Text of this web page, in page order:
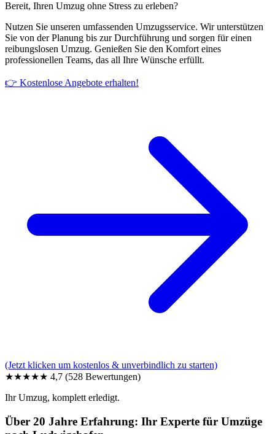
Bereit, Ihren Umzug ohne Stress zu erleben?
Nutzen Sie unseren umfassenden Umzugsservice. Wir unterstützen
Sie von der Planung bis zur Durchführung und sorgen für einen
reibungslosen Umzug. Genießen Sie den Komfort eines
professionellen Teams, das all Ihre Wünsche erfüllt.
👉 Kostenlose Angebote erhalten!
(Jetzt klicken um kostenlos & unverbindlich zu starten)
★★★★★ 4,7 (528 Bewertungen)
Ihr Umzug, komplett erledigt.
Über 20 Jahre Erfahrung: Ihr Experte für Umzüge